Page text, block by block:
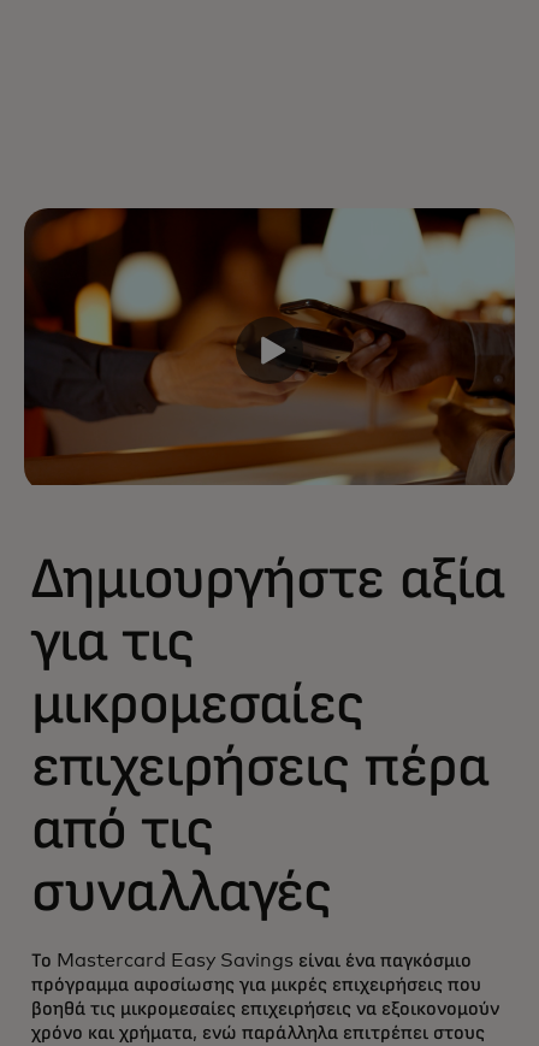
Δημιουργήστε αξία
για τις
μικρομεσαίες
επιχειρήσεις πέρα
από τις
συναλλαγές
Το Mastercard Easy Savings είναι ένα παγκόσμιο
πρόγραμμα αφοσίωσης για μικρές επιχειρήσεις που
βοηθά τις μικρομεσαίες επιχειρήσεις να εξοικονομούν
χρόνο και χρήματα, ενώ παράλληλα επιτρέπει στους